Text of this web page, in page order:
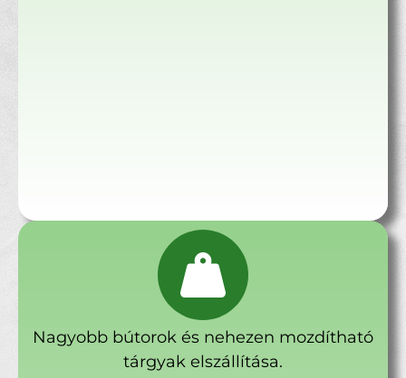
Nagyobb bútorok és nehezen mozdítható
tárgyak elszállítása.